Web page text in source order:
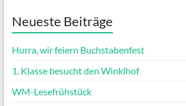
Neueste Beiträge
Hurra, wir feiern Buchstabenfest
1. Klasse besucht den Winklhof
WM-Lesefrühstück